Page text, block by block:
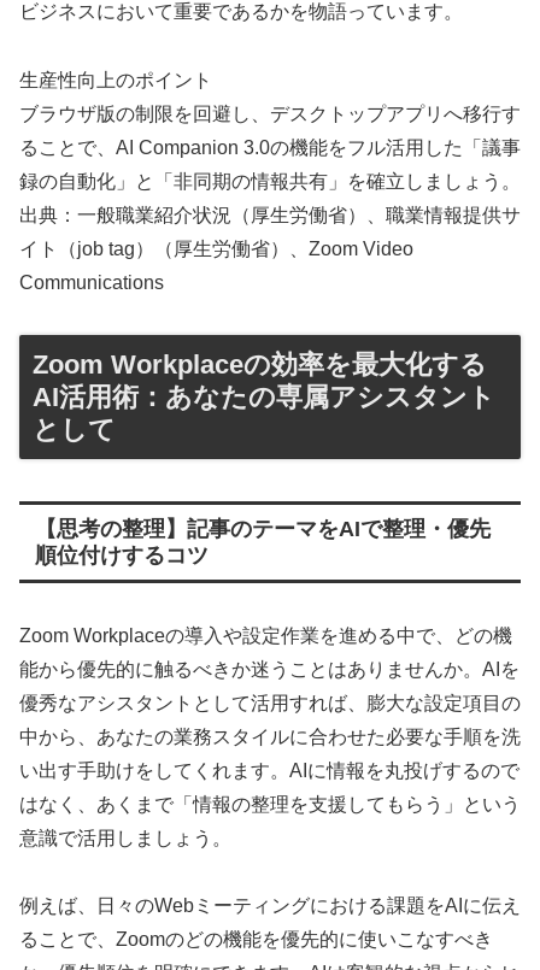
ビジネスにおいて重要であるかを物語っています。
生産性向上のポイント
ブラウザ版の制限を回避し、デスクトップアプリへ移行す
ることで、AI Companion 3.0の機能をフル活用した「議事
録の自動化」と「非同期の情報共有」を確立しましょう。
出典：一般職業紹介状況（厚生労働省）、職業情報提供サ
イト（job tag）（厚生労働省）、Zoom Video
Communications
Zoom Workplaceの効率を最大化する
AI活用術：あなたの専属アシスタント
として
【思考の整理】記事のテーマをAIで整理・優先
順位付けするコツ
Zoom Workplaceの導入や設定作業を進める中で、どの機
能から優先的に触るべきか迷うことはありませんか。AIを
優秀なアシスタントとして活用すれば、膨大な設定項目の
中から、あなたの業務スタイルに合わせた必要な手順を洗
い出す手助けをしてくれます。AIに情報を丸投げするので
はなく、あくまで「情報の整理を支援してもらう」という
意識で活用しましょう。
例えば、日々のWebミーティングにおける課題をAIに伝え
ることで、Zoomのどの機能を優先的に使いこなすべき